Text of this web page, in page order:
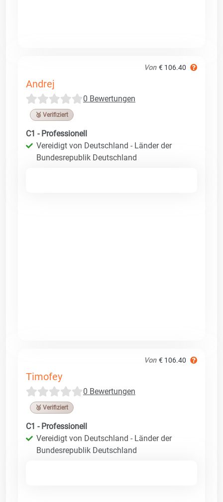
Von € 106.40
Andrej
0 Bewertungen
🥉 Verifiziert
C1 - Professionell
Vereidigt von Deutschland - Länder der
Bundesrepublik Deutschland
Von € 106.40
Timofey
0 Bewertungen
🥉 Verifiziert
C1 - Professionell
Vereidigt von Deutschland - Länder der
Bundesrepublik Deutschland